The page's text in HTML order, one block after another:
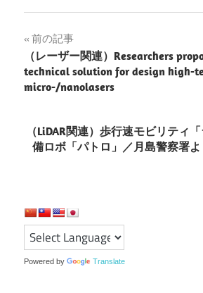
投
稿
ナ
ビ
ゲ
シ
ョ
ン
前の記事
（レーザー関連）Researchers
technical solution for design high-
micro-/nanolasers
（LiDAR関連）歩行速モビリティ
備ロボ「パトロ」／月島警察署
Powered by Translate